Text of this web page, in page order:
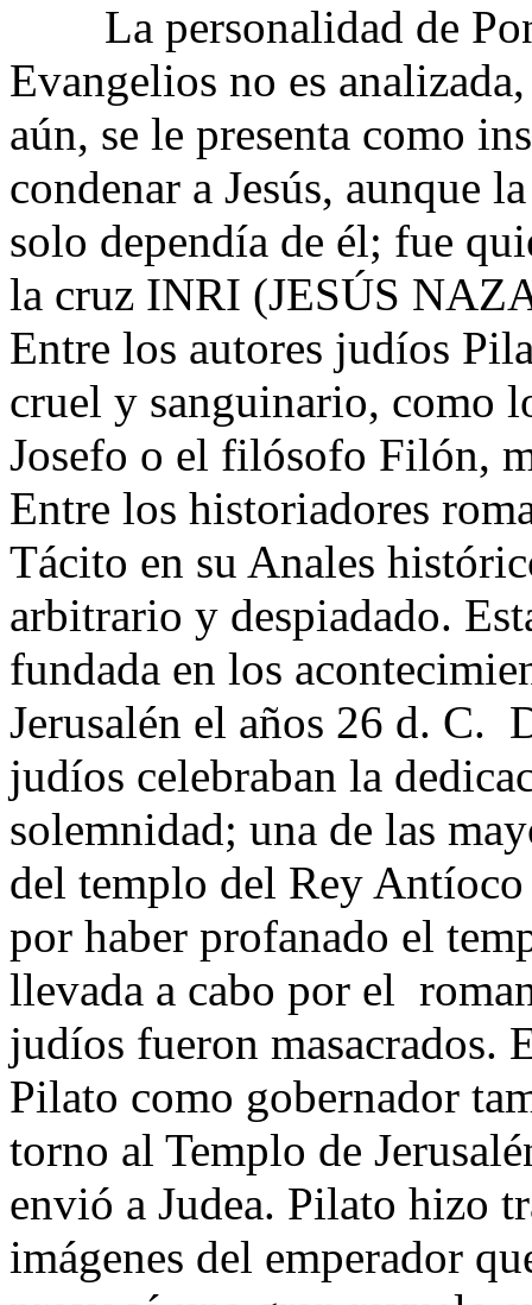
La personalidad de
Evangelios no es
aún, se le presenta como
condenar a Jesús, aunque
solo dependía de él; fue
la cruz INRI (JESÚS
Entre los autores judíos
cruel y sanguinario, como
Josefo o el filósofo Filón,
Entre los historiadores
Tácito en su Anales
arbitrario y despiadado.
fundada en los
Jerusalén el años 26 d. C.
judíos celebraban la
solemnidad; una de las
del templo del Rey
por haber profanado el
llevada a cabo por el
judíos fueron masacrados.
Pilato como gobernador
torno al Templo de
envió a Judea. Pilato hizo
imágenes del emperador